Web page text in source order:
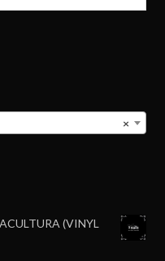
×
(VINYL